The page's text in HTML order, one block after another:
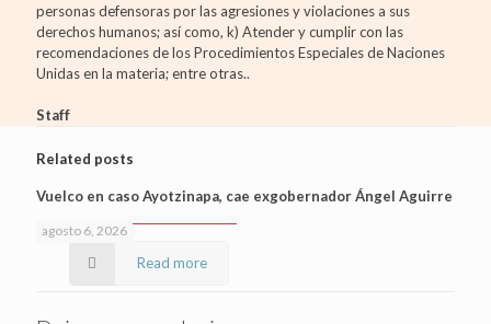
personas defensoras por las agresiones y violaciones a sus
derechos humanos; así como, k) Atender y cumplir con las
recomendaciones de los Procedimientos Especiales de Naciones
Unidas en la materia; entre otras..
Staff
Related posts
agosto 6, 2026
Vuelco en caso Ayotzinapa, cae exgobernador Ángel Aguirre
Read more